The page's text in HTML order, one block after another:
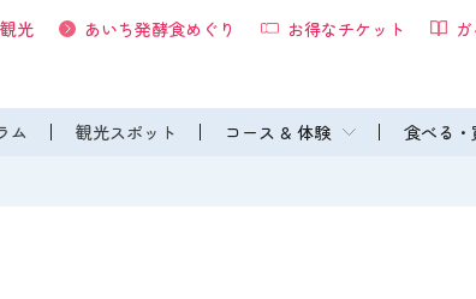
ム 観光スポット コース & 体験 食べる・
光 あいち発酵食めぐり お得なチケット